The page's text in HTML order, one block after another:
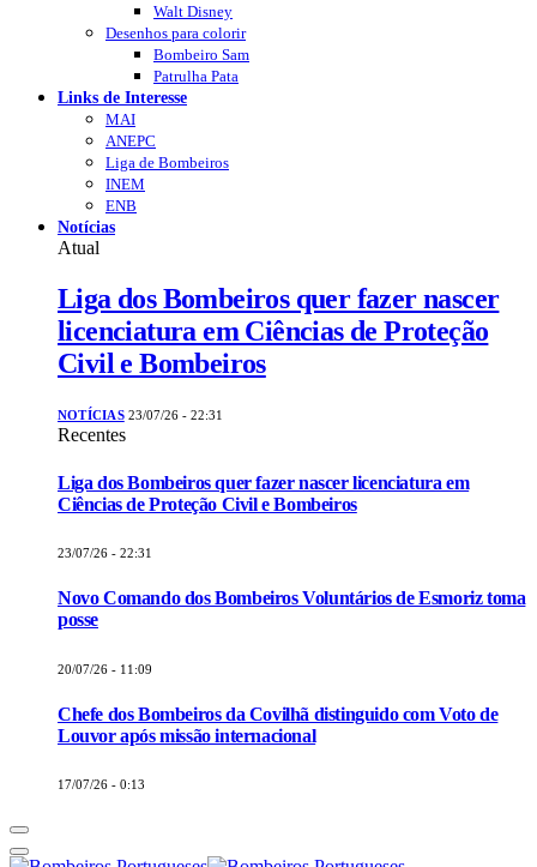
Walt Disney
Desenhos para colorir
Bombeiro Sam
Patrulha Pata
Links de Interesse
MAI
ANEPC
Liga de Bombeiros
INEM
ENB
Notícias
Atual
Liga dos Bombeiros quer fazer nascer
licenciatura em Ciências de Proteção
Civil e Bombeiros
NOTÍCIAS 23/07/26 - 22:31
Recentes
Liga dos Bombeiros quer fazer nascer licenciatura em
Ciências de Proteção Civil e Bombeiros
23/07/26 - 22:31
Novo Comando dos Bombeiros Voluntários de Esmoriz toma
posse
20/07/26 - 11:09
Chefe dos Bombeiros da Covilhã distinguido com Voto de
Louvor após missão internacional
17/07/26 - 0:13